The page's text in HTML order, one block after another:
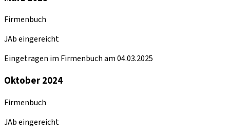
Firmenbuch
JAb eingereicht
Eingetragen im Firmenbuch am 04.03.2025
Oktober 2024
Firmenbuch
JAb eingereicht